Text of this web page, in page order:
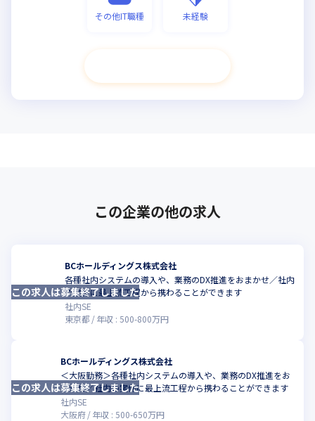
その他IT職種 未経験
この企業の他の求人
BCホールディングス株式会社
各種社内システムの導入や、業務のDX推進をおまかせ／社内
の案件に最上流工程から携わることができます
社内SE
東京都
年収 :500-800万円
この求人は募集終了しました
BCホールディングス株式会社
＜大阪勤務＞各種社内システムの導入や、業務のDX推進をお
まかせ／社内の案件に最上流工程から携わることができます
社内SE
大阪府
年収 :500-650万円
この求人は募集終了しました